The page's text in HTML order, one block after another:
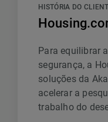
HISTÓRIA DO
Para equilibrar
segurança, a
soluções da
acelerar a
trabalho do